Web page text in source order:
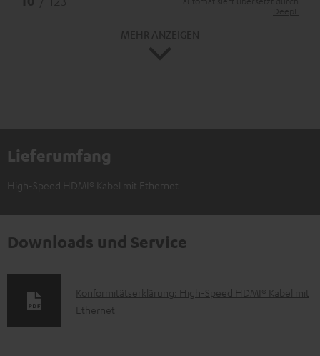
Lieferumfang
High-Speed HDMI® Kabel mit Ethernet
Downloads und Service
D
o
Konformitätserklärung: High-Speed HDMI® Kabel mit
Ethernet